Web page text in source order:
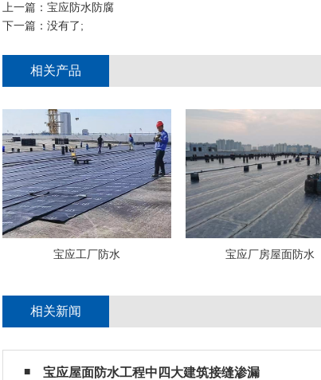
上一篇： 宝应防水防腐
下一篇：没有了;
相关产品
宝应工厂防水 宝应厂房屋面防水
相关新闻
宝应屋面防水工程中四大建筑接缝渗漏